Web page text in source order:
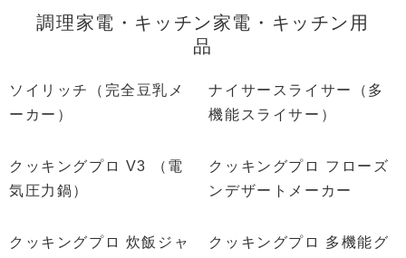
調理家電・キッチン家電・キッチン用
品
ソイリッチ（完全豆乳メ
ーカー）
ナイサースライサー（多
機能スライサー）
クッキングプロ V3 （電
気圧力鍋）
クッキングプロ フローズ
ンデザートメーカー
クッキングプロ 炊飯ジャ
クッキングプロ 多機能グ